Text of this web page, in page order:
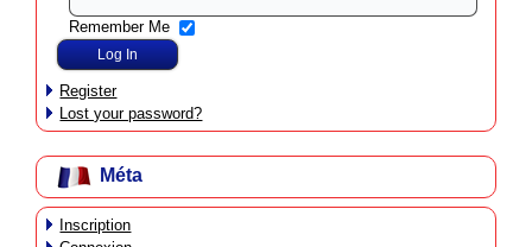
Remember Me
Register
Lost your password?
Méta
Inscription